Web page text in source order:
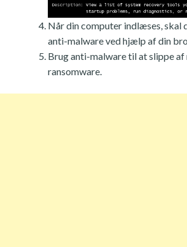
Når din computer indlæses, skal
anti-malware ved hjælp af din
Brug anti-malware til at slippe af
ransomware.